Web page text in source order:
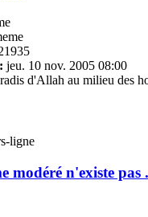
jeu. 10 nov. 2005 08:00
d'Allah au milieu des
ligne
modéré n'existe pas